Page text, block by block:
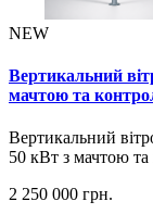
NEW
Вертикальний
мачтою та
Вертикальний
50 кВт з мачтою
2 250 000 грн.